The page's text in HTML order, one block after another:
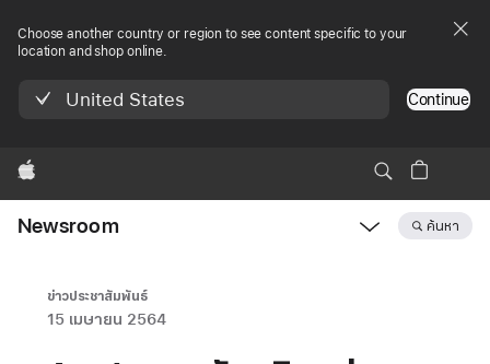
Choose another country or region to see content specific to your
location and shop online.
United States Continue
Apple
Newsroom
Open
ค้นหา
ข่าวประชาสัมพันธ์
15 เมษายน 2564